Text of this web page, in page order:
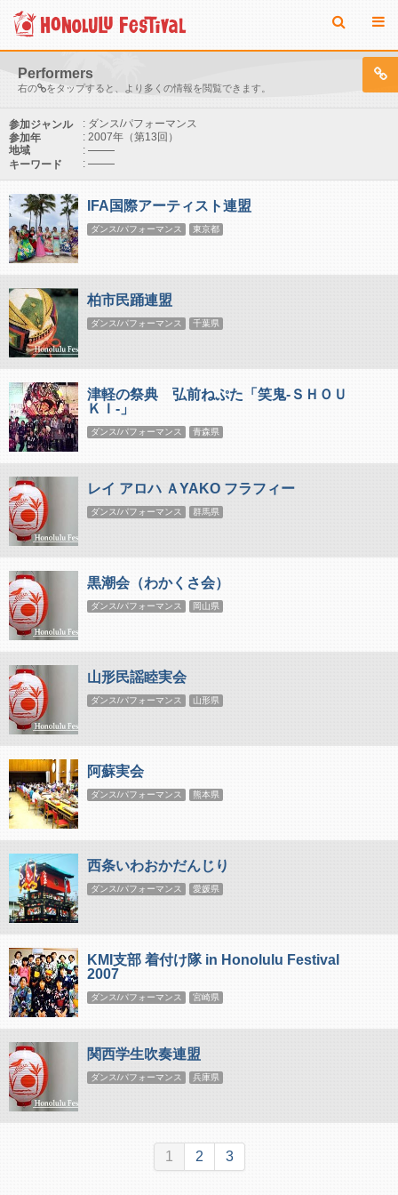
Performers
右の をタップすると、より多くの情報を閲覧できます。
参加ジャンル
: ダンス/パフォーマンス
参加年
: 2007年（第13回）
地域
:
キーワード
:
IFA国際アーティスト連盟
ダンス/パフォーマンス 東京都
柏市民踊連盟
ダンス/パフォーマンス 千葉県
津軽の祭典 弘前ねぷた「笑鬼-ＳＨＯＵ
ＫＩ-」
ダンス/パフォーマンス 青森県
レイ アロハ ＡYAKO フラフィー
ダンス/パフォーマンス 群馬県
黒潮会（わかくさ会）
ダンス/パフォーマンス 岡山県
山形民謡睦実会
ダンス/パフォーマンス 山形県
阿蘇実会
ダンス/パフォーマンス 熊本県
西条いわおかだんじり
ダンス/パフォーマンス 愛媛県
KMI支部 着付け隊 in Honolulu Festival
2007
ダンス/パフォーマンス 宮崎県
関西学生吹奏連盟
ダンス/パフォーマンス 兵庫県
1 2 3